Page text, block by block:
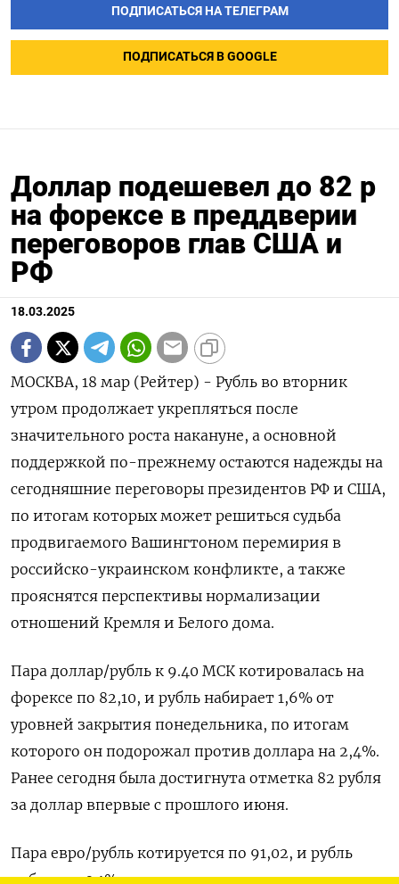
ПОДПИСАТЬСЯ НА ТЕЛЕГРАМ
ПОДПИСАТЬСЯ В GOOGLE
Доллар подешевел до 82 р
на форексе в преддверии
переговоров глав США и
РФ
18.03.2025
МОСКВА, 18 мар (Рейтер) - Рубль во вторник
утром продолжает укрепляться после
значительного роста накануне, а основной
поддержкой по-прежнему остаются надежды на
сегодняшние переговоры президентов РФ и США,
по итогам которых может решиться судьба
продвигаемого Вашингтоном перемирия в
российско-украинском конфликте, а также
прояснятся перспективы нормализации
отношений Кремля и Белого дома.
Пара доллар/рубль к 9.40 МСК котировалась на
форексе по 82,10, и рубль набирает 1,6% от
уровней закрытия понедельника, по итогам
которого он подорожал против доллара на 2,4%.
Ранее сегодня была достигнута отметка 82 рубля
за доллар впервые с прошлого июня.
Пара евро/рубль котируется по 91,02, и рубль
набирает 0,1% от закрытия понедельника, по